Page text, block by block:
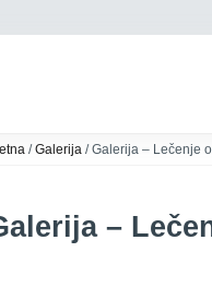
/Galerija / Galerija – Lečenje
–